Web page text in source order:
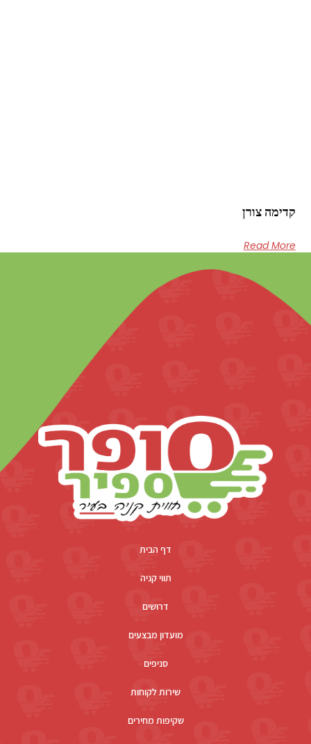
קדימה צורן
Read More
דף הבית
תווי קניה
דרושים
מועדון מבצעים
סניפים
שירות לקוחות
שקיפות מחירים